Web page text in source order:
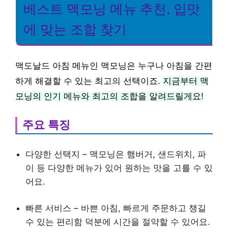
베스트 맥모닝 메뉴 추천, 입맛
에 맞는 조합 찾기
맥도날드 아침 메뉴인 맥모닝은 누구나 아침을 간편
하게 해결할 수 있는 최고의 선택이죠. 지금부터 맥
모닝의 인기 메뉴와 최고의 조합을 알려드릴게요!
주요 특징
다양한 선택지 – 맥모닝은 햄버거, 샌드위치, 파
이 등 다양한 메뉴가 있어 원하는 맛을 고를 수 있
어요.
빠른 서비스 – 바쁜 아침, 빠르게 주문하고 챙길
수 있는 편리함 덕분에 시간을 절약할 수 있어요.